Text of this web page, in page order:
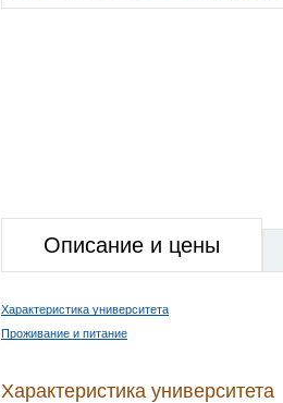
Описание и цены
Характеристика университета
Проживание и питание
Характеристика университета